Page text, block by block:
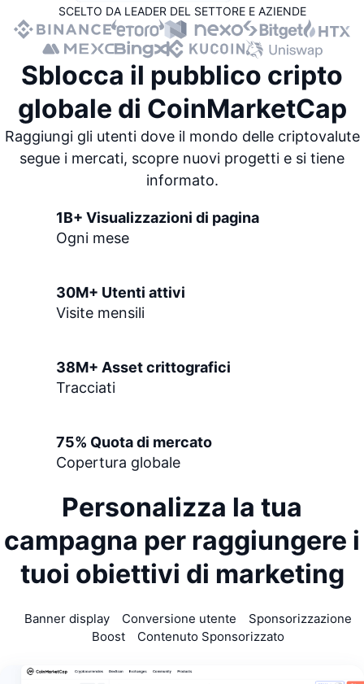
Di tendenza
Novità
Politica
Finanza
Tecnologia
Prossime vendite
ETF crypto
ETF su Bitcoin
ETF su Ethereum
Analisi tecnica
MACD
Panoramica
Tassi di finanziamento
CMC MCP
x402
Impara
Notizie
Academy
Ricerca
Glossario
Airdrop
Impara e guadagna
Calendari
Calendario eventi
SCELTO DA LEADER DEL SETTORE E AZIENDE
Sblocca il pubblico cripto
globale di CoinMarketCap
Raggiungi gli utenti dove il mondo delle criptovalute
segue i mercati, scopre nuovi progetti e si tiene
informato.
1B+ Visualizzazioni di pagina
Ogni mese
30M+ Utenti attivi
Visite mensili
38M+ Asset crittografici
Tracciati
75% Quota di mercato
Copertura globale
Personalizza la tua
campagna per raggiungere i
tuoi obiettivi di marketing
Banner display Conversione utente
Sponsorizzazione
Boost
Contenuto Sponsorizzato